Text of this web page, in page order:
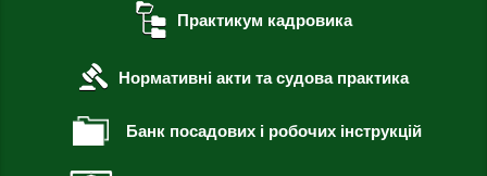
Практикум кадровика
Нормативні акти та судова практика
Банк посадових і робочих інструкцій